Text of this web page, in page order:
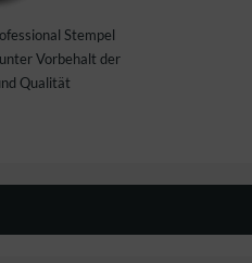
Stempel
Vorbehalt der
Qualität